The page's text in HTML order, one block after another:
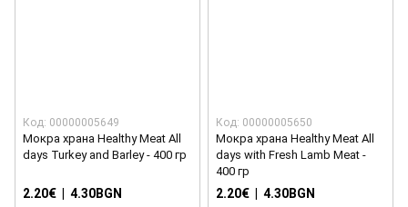
Код: 00000005649
Мокра храна Healthy Meat All
days Turkey and Barley - 400 гр
2.20€ 4.30BGN
Код: 00000005650
Мокра храна Healthy Meat All
days with Fresh Lamb Meat -
400 гр
2.20€ 4.30BGN